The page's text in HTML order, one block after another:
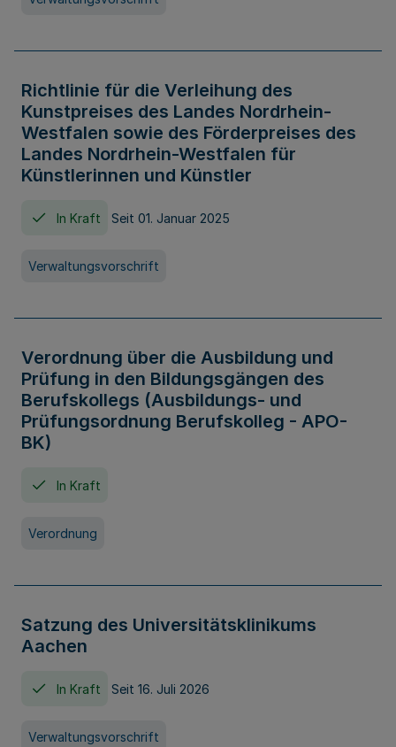
Richtlinie für die Verleihung des
Kunstpreises des Landes Nordrhein-
Westfalen sowie des Förderpreises des
Landes Nordrhein-Westfalen für
Künstlerinnen und Künstler
In Kraft Seit 01. Januar 2025
Verwaltungsvorschrift
Verordnung über die Ausbildung und
Prüfung in den Bildungsgängen des
Berufskollegs (Ausbildungs- und
Prüfungsordnung Berufskolleg - APO-
BK)
In Kraft
Verordnung
Satzung des Universitätsklinikums
Aachen
In Kraft Seit 16. Juli 2026
Verwaltungsvorschrift